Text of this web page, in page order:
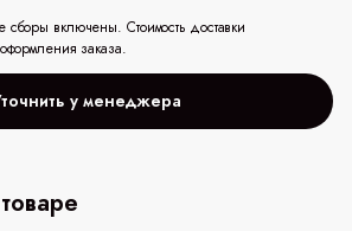
включены. Стоимость доставки
заказа.
у менеджера